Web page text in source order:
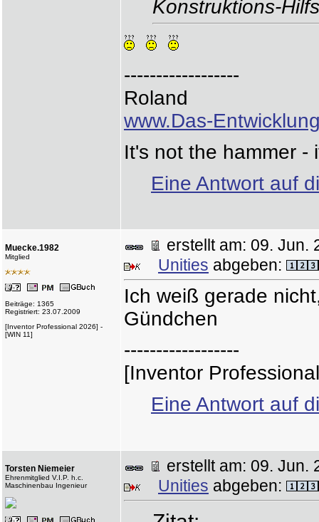
Konstruktions-
------------------
Roland
www.Das-
It's not the hammer -
Eine Antwort auf
Muecke.1982
Mitglied
Beiträge: 1365
Registriert: 23.07.2009
[Inventor Professional 2026] -
[WIN 11]
erstellt am: 09.
Unities abgeben:
Ich weiß gerade
Gündchen
------------------
[Inventor
Eine Antwort auf
Torsten Niemeier
Ehrenmitglied V.I.P. h.c.
Maschinenbau Ingenieur
erstellt am: 09.
Unities abgeben: